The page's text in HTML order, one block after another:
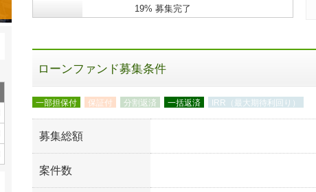
19% 募集完了
ローンファンド募集条件
一部担保付 保証付 分割返済 一括返済 IRR（最大期待利回り）
募集総額
案件数